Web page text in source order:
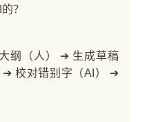
？
纲（人） ➔ 生成草稿
➔ 校对错别字（AI） ➔